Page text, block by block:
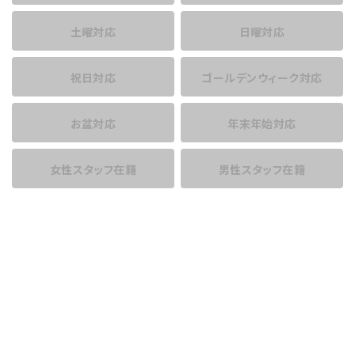
土曜対応 日曜対応
祝日対応 ゴールデンウィーク対応
お盆対応 年末年始対応
女性スタッフ在籍 男性スタッフ在籍